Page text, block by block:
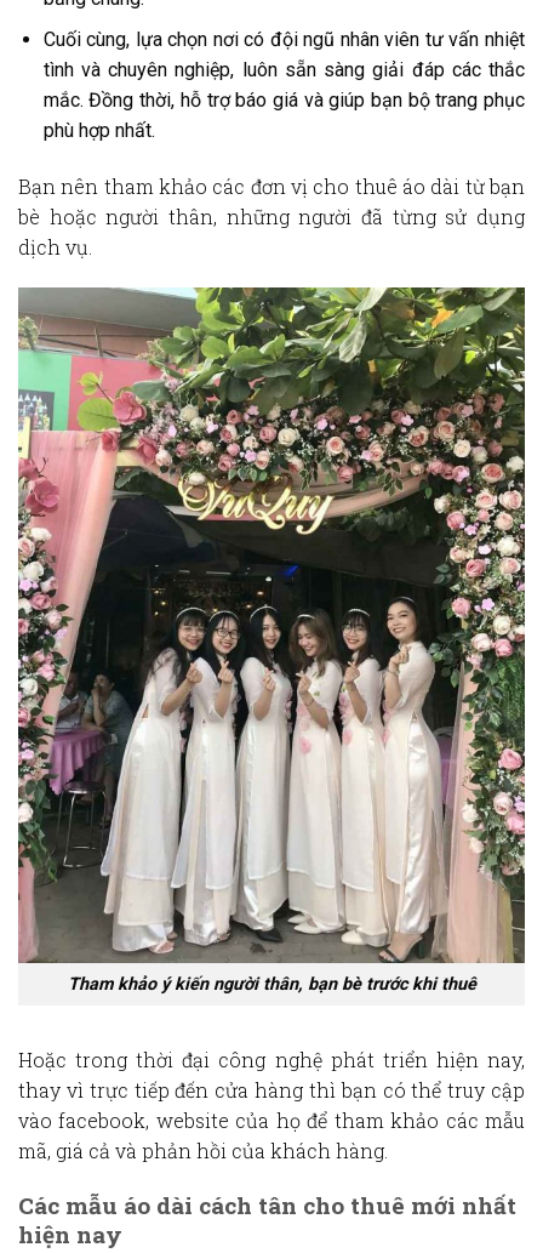
Cuối cùng, lựa chọn nơi có đội ngũ nhân viên tư vấn nhiệt
tình và chuyên nghiệp, luôn sẵn sàng giải đáp các thắc
mắc. Đồng thời, hỗ trợ báo giá và giúp bạn bộ trang phục
phù hợp nhất.
Bạn nên tham khảo các đơn vị cho thuê áo dài từ bạn
bè hoặc người thân, những người đã từng sử dụng
dịch vụ.
Tham khảo ý kiến người thân, bạn bè trước khi thuê
Hoặc trong thời đại công nghệ phát triển hiện nay,
thay vì trực tiếp đến cửa hàng thì bạn có thể truy cập
vào facebook, website của họ để tham khảo các mẫu
mã, giá cả và phản hồi của khách hàng.
Các mẫu áo dài cách tân cho thuê mới nhất
hiện nay